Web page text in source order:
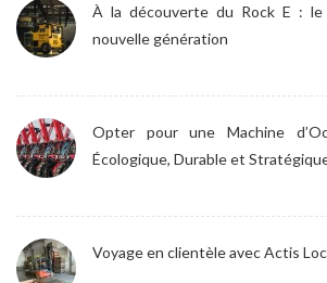
À la découverte du Rock E : le
nouvelle génération
Opter pour une Machine
Écologique, Durable et
Voyage en clientèle avec Actis